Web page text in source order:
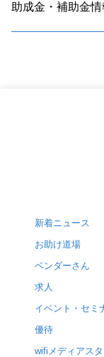
助成金・補助金情
新着ニュース
お助け道場
ベンダーさん
求人
イベント・セミ
優待
wifiメディアス